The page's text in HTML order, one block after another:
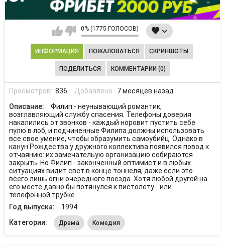
0% (1775 ГОЛОСОВ)
ИНФОРМАЦИЯ ПОЖАЛОВАТЬСЯ СКРИНШОТЫ
ПОДЕЛИТЬСЯ КОММЕНТАРИИ (0)
Просмотров: 836 Добавлено: 7 месяцев назад
Описание:
Филип - неунывающий романтик,
возглавляющий службу спасения. Телефоны доверия
накалились от звонков - каждый норовит пустить себе
пулю в лоб, и подчиненные Филипа должны использовать
все свое умение, чтобы образумить самоубийц. Однако в
канун Рождества у дружного коллектива появился повод к
отчаянию: их замечательую организацию собираются
закрыть. Но Филип - законченный оптимист и в любых
ситуациях видит свет в конце тоннеля, даже если это
всего лишь огни очередного поезда. Хотя любой другой на
его месте давно бы потянулся к пистолету... или
телефонной трубке.
Год выпуска:
1994
Категории:
Драма Комедия